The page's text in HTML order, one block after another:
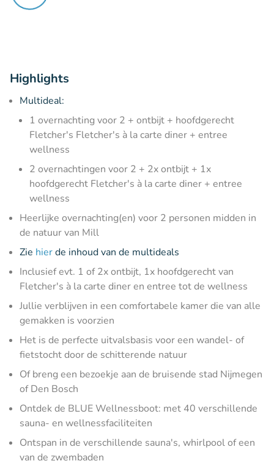
Highlights
Multideal:
1 overnachting voor 2 + ontbijt + hoofdgerecht
Fletcher's Fletcher's à la carte diner + entree
wellness
2 overnachtingen voor 2 + 2x ontbijt + 1x
hoofdgerecht Fletcher's à la carte diner + entree
wellness
Heerlijke overnachting(en) voor 2 personen midden in
de natuur van Mill
Zie hierde inhoud van de multideals
Inclusief evt. 1 of 2x ontbijt, 1x hoofdgerecht van
Fletcher's à la carte diner en entree tot de wellness
Jullie verblijven in een comfortabele kamer die van alle
gemakken is voorzien
Het is de perfecte uitvalsbasis voor een wandel- of
fietstocht door de schitterende natuur
Of breng een bezoekje aan de bruisende stad Nijmegen
of Den Bosch
Ontdek de BLUE Wellnessboot: met 40 verschillende
sauna- en wellnessfaciliteiten
Ontspan in de verschillende sauna's, whirlpool of een
van de zwembaden